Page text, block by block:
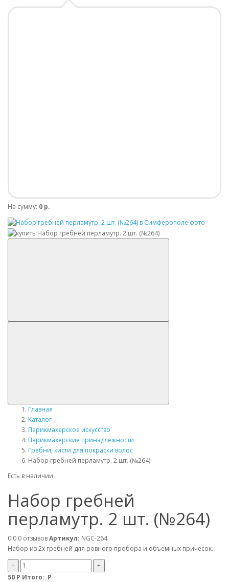
На сумму: 0 р.
Главная
Каталог
Парикмахерское искусство
Парикмахерские принадлежности
Гребни, кисти для покраски волос
Набор гребней перламутр. 2 шт. (№264)
Есть в наличии
Набор гребней
перламутр. 2 шт. (№264)
0.0 0 отзывовАртикул: NGC-264
Набор из 2х гребней для ровного пробора и объемных причесок.
–
+
50 Р Итого: Р